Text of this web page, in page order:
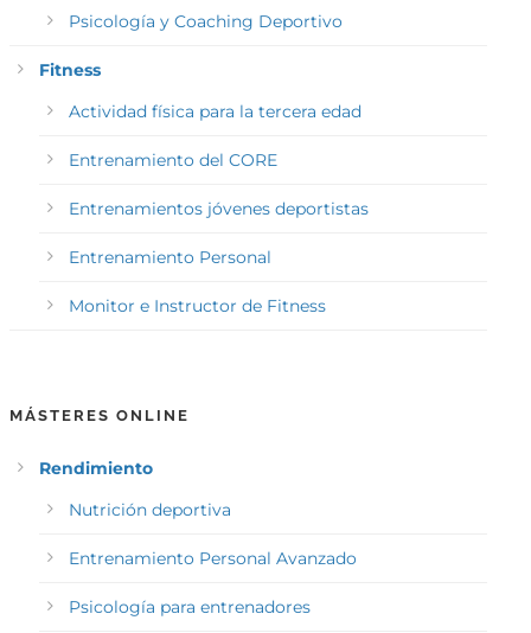
Psicología y Coaching Deportivo
Fitness
Actividad física para la tercera edad
Entrenamiento del CORE
Entrenamientos jóvenes deportistas
Entrenamiento Personal
Monitor e Instructor de Fitness
MÁSTERES ONLINE
Rendimiento
Nutrición deportiva
Entrenamiento Personal Avanzado
Psicología para entrenadores